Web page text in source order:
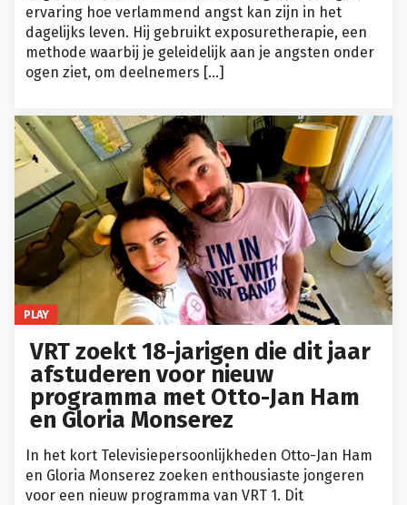
ervaring hoe verlammend angst kan zijn in het
dagelijks leven. Hij gebruikt exposuretherapie, een
methode waarbij je geleidelijk aan je angsten onder
ogen ziet, om deelnemers […]
PLAY
VRT zoekt 18-jarigen die dit jaar
afstuderen voor nieuw
programma met Otto-Jan Ham
en Gloria Monserez
In het kort Televisiepersoonlijkheden Otto-Jan Ham
en Gloria Monserez zoeken enthousiaste jongeren
voor een nieuw programma van VRT 1. Dit